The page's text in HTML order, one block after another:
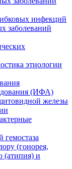
инфекций
заболеваний
этиологии
(ИФА)
железы
гемостаза
(гонорея,
(атипия) и